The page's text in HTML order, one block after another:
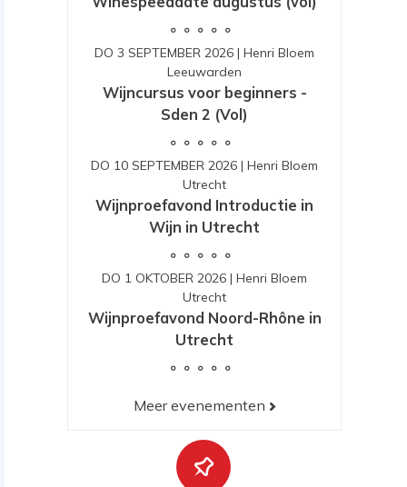
DO 3 SEPTEMBER 2026 | Henri Bloem
Leeuwarden
Wijncursus voor beginners -
Sden 2 (Vol)
DO 10 SEPTEMBER 2026 | Henri Bloem
Utrecht
Wijnproefavond Introductie in
Wijn in Utrecht
DO 1 OKTOBER 2026 | Henri Bloem
Utrecht
Wijnproefavond Noord-Rhône in
Utrecht
Meer evenementen